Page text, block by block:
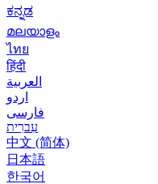
ಕನ್ನಡ
മലയാളം
ไทย
हिंदी
العربية
اردو
فارسی
עִברִית
中文 (简体)
日本語
한국어